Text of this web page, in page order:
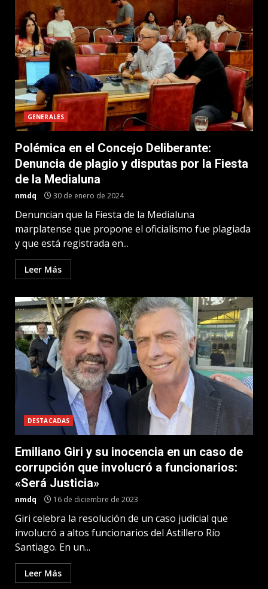
GENERALES
Polémica en el Concejo Deliberante:
Denuncia de plagio y disputas por la Fiesta
de la Medialuna
nmdq 30 de enero de 2024
Denuncian que la Fiesta de la Medialuna
marplatense que propone el oficialismo fue plagiada
y que está registrada en...
Leer Más
DESTACADAS
Emiliano Giri y su inocencia en un caso de
corrupción que involucró a funcionarios:
«Será Justicia»
nmdq 16 de diciembre de 2023
Giri celebra la resolución de un caso judicial que
involucró a altos funcionarios del Astillero Río
Santiago. En un...
Leer Más